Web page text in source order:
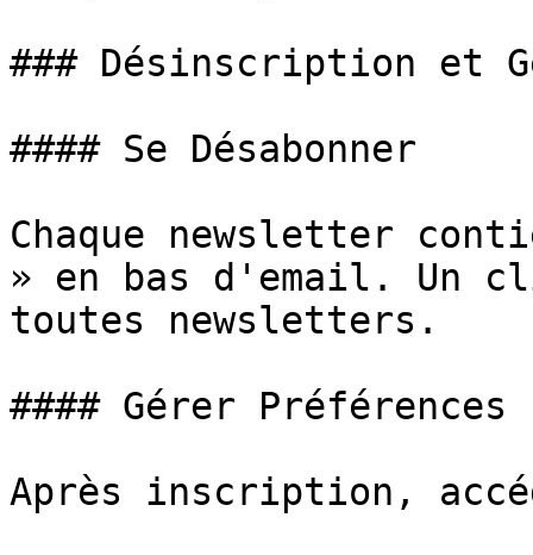
### Désinscription et
#### Se Désabonner
Chaque newsletter
» en bas d'email. Un
toutes newsletters.
#### Gérer Préférences
Après inscription,